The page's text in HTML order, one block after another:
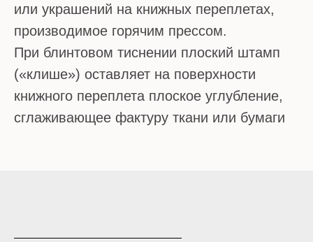
или украшений на книжных переплетах,
производимое горячим прессом.
При блинтовом тиснении плоский штамп
(«клише») оставляет на поверхности
книжного переплета плоское углубление,
сглаживающее фактуру ткани или бумаги